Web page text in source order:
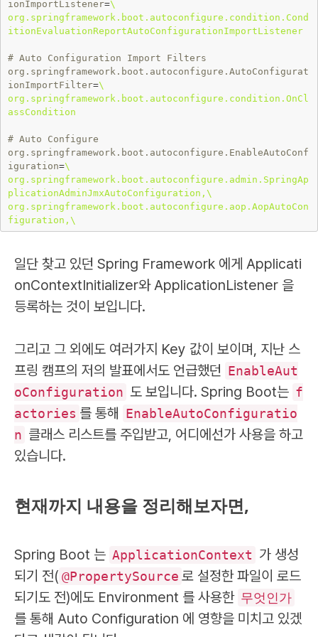
ionImportListener=\
org.springframework.boot.autoconfigure.condition.Cond
itionEvaluationReportAutoConfigurationImportListener
# Auto Configuration Import Filters
org.springframework.boot.autoconfigure.AutoConfigurat
ionImportFilter=\
org.springframework.boot.autoconfigure.condition.OnCl
assCondition
# Auto Configure
org.springframework.boot.autoconfigure.EnableAutoConf
iguration=\
org.springframework.boot.autoconfigure.admin.SpringAp
plicationAdminJmxAutoConfiguration,\
org.springframework.boot.autoconfigure.aop.AopAutoCon
일단 찾고 있던 Spring Framework 에게 Applicati
onContextInitializer와 ApplicationListener 을
등록하는 것이 보입니다.
그리고 그 외에도 여러가지 Key 값이 보이며, 지난 스
프링 캠프의 저의 발표에서도 언급했던 EnableAut
oConfiguration 도 보입니다. Spring Boot는 f
actories 를 통해 EnableAutoConfiguratio
n 클래스 리스트를 주입받고, 어디에선가 사용을 하고
있습니다.
현재까지 내용을 정리해보자면,
Spring Boot 는 ApplicationContext 가 생성
되기 전( @PropertySource 로 설정한 파일이 로드
되기도 전)에도 Environment 를 사용한 무엇인가
를 통해 Auto Configuration 에 영향을 미치고 있겠